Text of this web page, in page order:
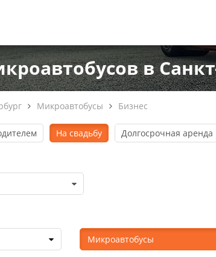
в
Микроавтобусы Бизнес
На свадьбу Долгосрочная аренда
Микроавтобусы